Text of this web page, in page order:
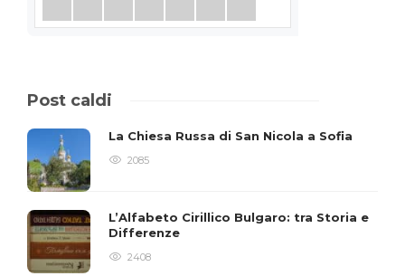
Post caldi
La Chiesa Russa di San Nicola a Sofia
2085
L’Alfabeto Cirillico Bulgaro: tra Storia e
Differenze
2408